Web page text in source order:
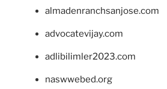
almadenranchsanjose.com
advocatevijay.com
adlibilimler2023.com
naswwebed.org